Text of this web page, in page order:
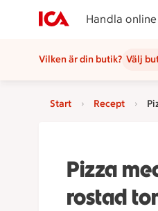
Handla online
Vilken är din butik? Välj
Start Recept
Pizza
rostad